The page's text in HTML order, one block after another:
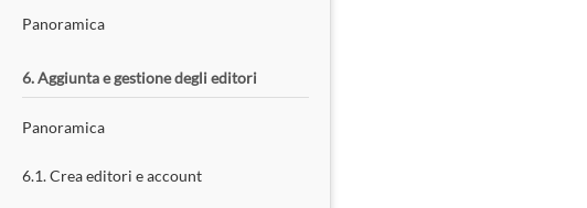
Panoramica
6. Aggiunta e gestione degli editori
Panoramica
6.1. Crea editori e account